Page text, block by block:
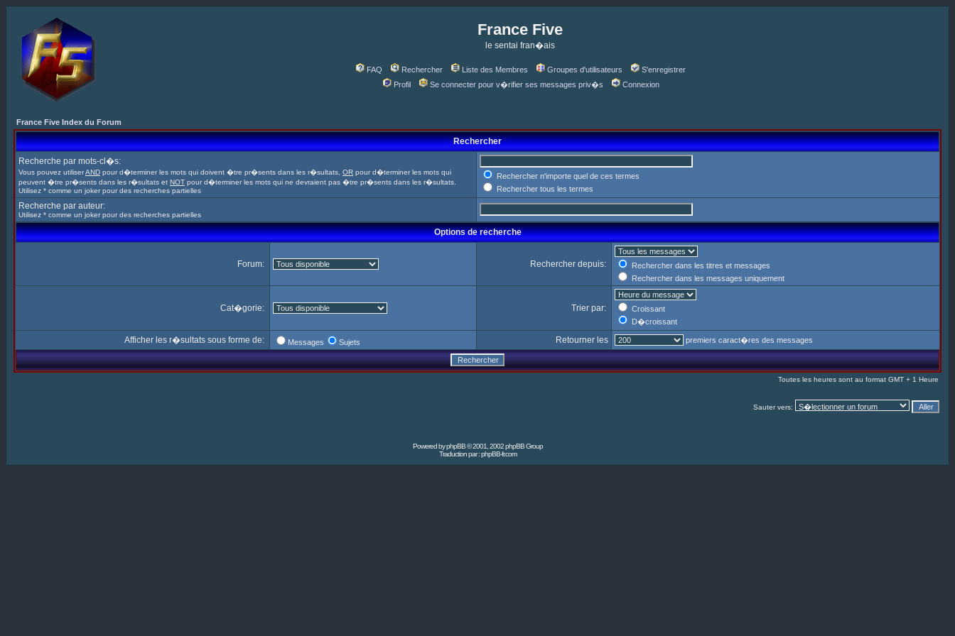
France Five
le sentai fran�ais
FAQ Rechercher Liste des Membres Groupes d'utilisateurs
S'enregistrer
Profil
Se connecter pour v�rifier ses messages priv�s Connexion
France Five Index du Forum
Rechercher
Recherche par mots-cl�s:
Vous pouvez utiliserAND pour d�terminer les mots qui doivent �tre pr�sents dans les r�sultats, OR pour d�terminer les mots qui
peuvent �tre pr�sents dans les r�sultats et NOT pour d�terminer les mots qui ne devraient pas �tre pr�sents dans les r�sultats.
Utilisez * comme un joker pour des recherches partielles
Rechercher n'importe quel de ces termes
Rechercher tous les termes
Recherche par auteur:
Utilisez * comme un joker pour des recherches partielles
Options de recherche
Forum: Rechercher depuis:
Rechercher dans les titres et messages
Rechercher dans les messages uniquement
Cat�gorie: Trier par:
Croissant
D�croissant
Afficher les r�sultats sous forme de: Messages Sujets Retourner les premiers caract�res des messages
Toutes les heures sont au format GMT + 1 Heure
Sauter vers:
Powered byphpBB© 2001, 2002 phpBB Group
Traduction par :phpBB-fr.com